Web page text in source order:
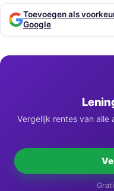
Toevoegen als
Google
Vergelijk rentes van alle